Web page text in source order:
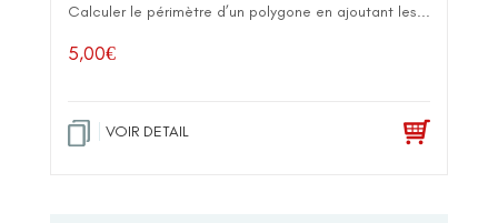
Calculer le périmètre d’un polygone en ajoutant les...
5,00€
VOIR DETAIL